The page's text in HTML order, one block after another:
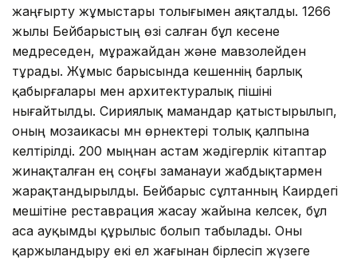
жаңғырту жұмыстары толығымен аяқталды. 1266
жылы Бейбарыстың өзі салған бұл кесене
медреседен, мұражайдан және мавзолейден
тұрады. Жұмыс барысында кешеннің барлық
қабырғалары мен архитектуралық пішіні
нығайтылды. Сириялық мамандар қатыстырылып,
оның мозаикасы мн өрнектері толық қалпына
келтірілді. 200 мыңнан астам жәдігерлік кітаптар
жинақталған ең соңғы заманауи жабдықтармен
жарақтандырылды. Бейбарыс сұлтанның Каирдегі
мешітіне реставрация жасау жайына келсек, бұл
аса ауқымды құрылыс болып табылады. Оны
қаржыландыру екі ел жағынан бірлесіп жүзеге